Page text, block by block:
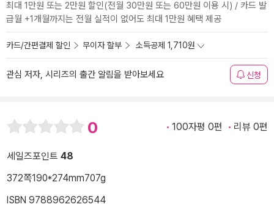
최대 1만원 또는 2만원 할인(전월 30만원 또는 60만원 이용 시) / 카드 발
급월 +1개월까지는 전월 실적이 없어도 최대 1만원 혜택 제공
카드/간편결제 할인 무이자 할부 소득공제 1,710원
관심 저자, 시리즈의 출간 알림을 받아보세요 신청
0 100자평 0편 리뷰 0편
세일즈포인트 48
372쪽190*274mm707g
ISBN 9788962626544